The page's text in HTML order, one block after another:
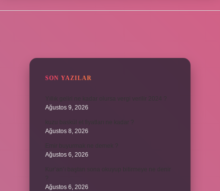
SON YAZILAR
Ağustos 9, 2026
Ağustos 8, 2026
Ağustos 6, 2026
Ağustos 6, 2026